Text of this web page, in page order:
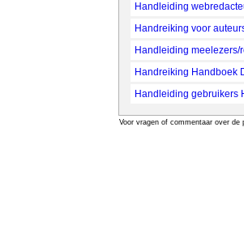
Handleiding
Handreiking voor
Handleiding meelezers/
Handreiking Handboek
Handleiding gebruikers
Voor vragen of commentaar over de